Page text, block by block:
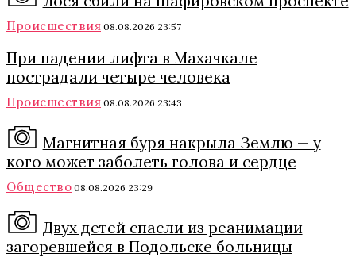
Происшествия 08.08.2026 23:57
При падении лифта в Махачкале
пострадали четыре человека
Происшествия 08.08.2026 23:43
Магнитная буря накрыла Землю — у
кого может заболеть голова и сердце
Общество 08.08.2026 23:29
Двух детей спасли из реанимации
загоревшейся в Подольске больницы